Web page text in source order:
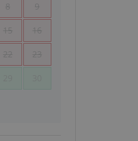
8 9
15 16
22 23